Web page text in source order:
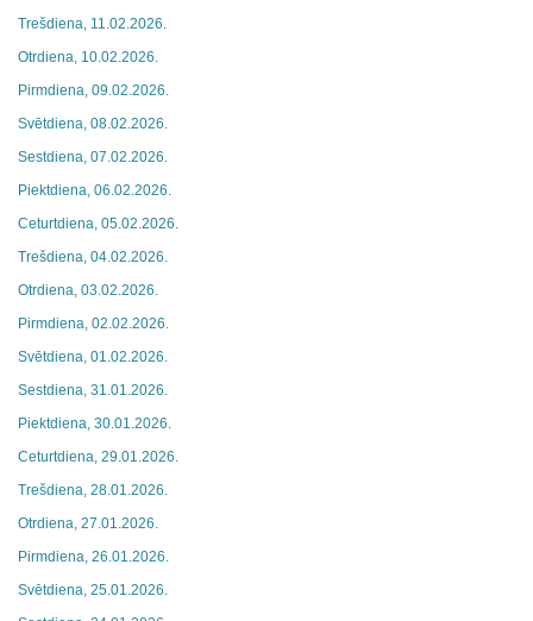
Trešdiena, 11.02.2026.
Otrdiena, 10.02.2026.
Pirmdiena, 09.02.2026.
Svētdiena, 08.02.2026.
Sestdiena, 07.02.2026.
Piektdiena, 06.02.2026.
Ceturtdiena, 05.02.2026.
Trešdiena, 04.02.2026.
Otrdiena, 03.02.2026.
Pirmdiena, 02.02.2026.
Svētdiena, 01.02.2026.
Sestdiena, 31.01.2026.
Piektdiena, 30.01.2026.
Ceturtdiena, 29.01.2026.
Trešdiena, 28.01.2026.
Otrdiena, 27.01.2026.
Pirmdiena, 26.01.2026.
Svētdiena, 25.01.2026.